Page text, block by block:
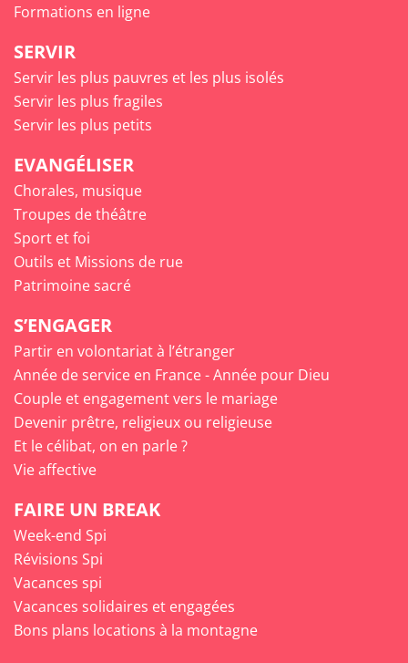
Formations en ligne
SERVIR
Servir les plus pauvres et les plus isolés
Servir les plus fragiles
Servir les plus petits
EVANGÉLISER
Chorales, musique
Troupes de théâtre
Sport et foi
Outils et Missions de rue
Patrimoine sacré
S’ENGAGER
Partir en volontariat à l’étranger
Année de service en France - Année pour Dieu
Couple et engagement vers le mariage
Devenir prêtre, religieux ou religieuse
Et le célibat, on en parle ?
Vie affective
FAIRE UN BREAK
Week-end Spi
Révisions Spi
Vacances spi
Vacances solidaires et engagées
Bons plans locations à la montagne